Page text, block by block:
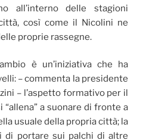
all’interno delle stagioni
così come il Nicolini ne
proprie rassegne.
è un’iniziativa che ha
– commenta la presidente
– l’aspetto formativo per il
a suonare di fronte a
usuale della propria città; la
di portare sui palchi di altre